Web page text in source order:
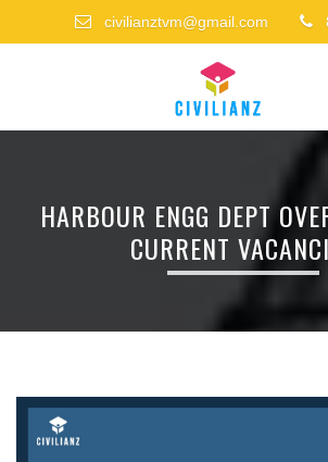
civilianztvm@gmail.com
HARBOUR ENGG DEPT
CURRENT